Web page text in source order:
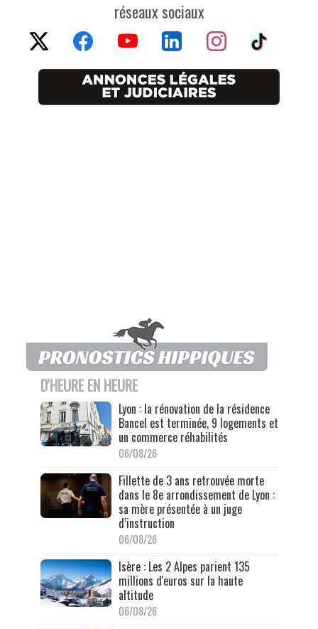
réseaux sociaux
D'HEURE EN HEURE
Lyon : la rénovation de la résidence
Bancel est terminée, 9 logements et
un commerce réhabilités
06/08/26
Fillette de 3 ans retrouvée morte
dans le 8e arrondissement de Lyon :
sa mère présentée à un juge
d’instruction
06/08/26
Isère : Les 2 Alpes parient 135
millions d'euros sur la haute
altitude
06/08/26